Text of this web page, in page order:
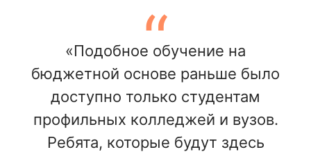
«Подобное обучение на
бюджетной основе раньше было
доступно только студентам
профильных колледжей и вузов.
Ребята, которые будут здесь